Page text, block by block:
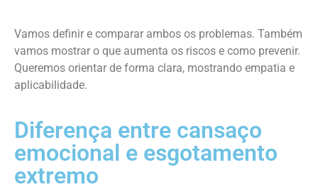
Vamos definir e comparar ambos os problemas. Também
vamos mostrar o que aumenta os riscos e como prevenir.
Queremos orientar de forma clara, mostrando empatia e
aplicabilidade.
Diferença entre cansaço
emocional e esgotamento
extremo